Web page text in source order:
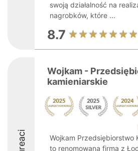
swoją działalność na
nagrobków, które ...
8.7
Wojkam -
kamieniarskie
Wojkam Przedsiębiorstwo
to renomowana firma z